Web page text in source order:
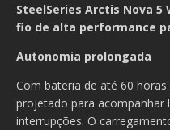
SteelSeries Arctis Nova 5
fio de alta performance
Autonomia prolongada
Com bateria de até 60
projetado para acompanhar
interrupções. O